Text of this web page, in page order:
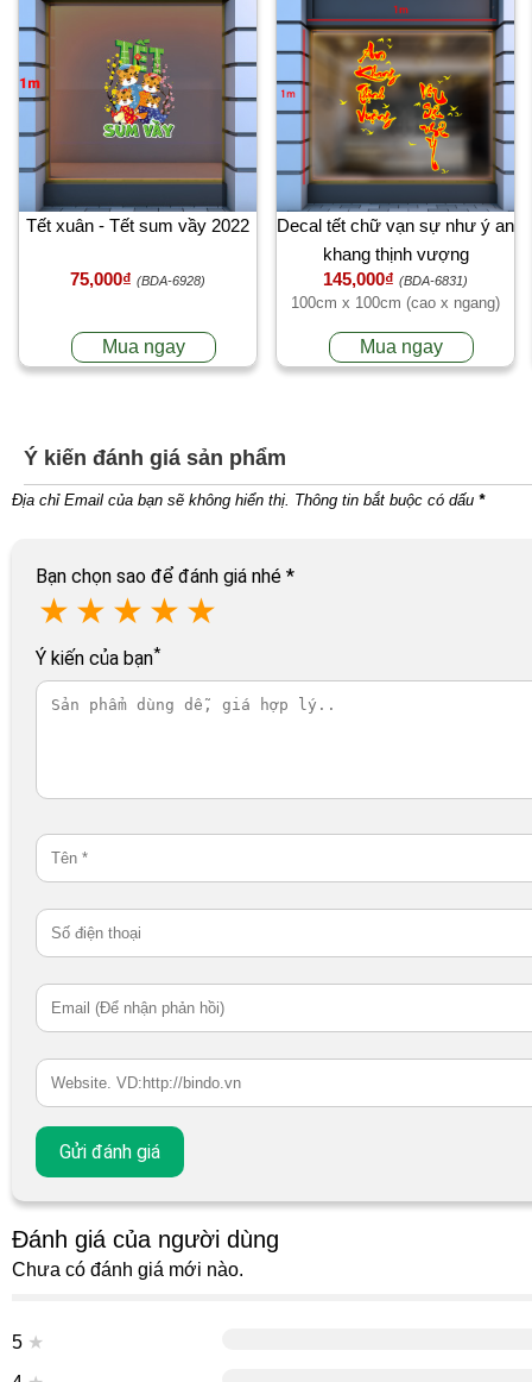
Tết xuân - Tết sum vầy 2022
75,000₫ (BDA-6928)
Mua ngay
Decal tết chữ vạn sự như ý an
khang thịnh vượng
145,000₫ (BDA-6831)
100cm x 100cm (cao x ngang)
Mua ngay
Ý kiến đánh giá sản phẩm
Địa chỉ Email của bạn sẽ không hiển thị. Thông tin bắt buộc có dấu *
Bạn chọn sao để đánh giá nhé *
★ ★ ★ ★ ★
Ý kiến của bạn*
Đánh giá của người dùng
Chưa có đánh giá mới nào.
5 ★